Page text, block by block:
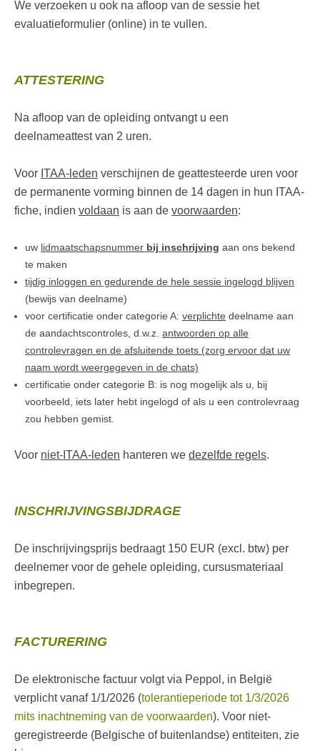
We verzoeken u ook na afloop van de sessie het
evaluatieformulier (online) in te vullen.
ATTESTERING
Na afloop van de opleiding ontvangt u een
deelnameattest van 2 uren.
Voor ITAA-leden verschijnen de geattesteerde uren voor
de permanente vorming binnen de 14 dagen in hun ITAA-
fiche, indien voldaan is aan de voorwaarden:
uw lidmaatschapsnummer bij inschrijving aan ons bekend
te maken
tijdig inloggen en gedurende de hele sessie ingelogd blijven
(bewijs van deelname)
voor certificatie onder categorie A: verplichte deelname aan
de aandachtscontroles, d.w.z. antwoorden op alle
controlevragen en de afsluitende toets (zorg ervoor dat uw
naam wordt weergegeven in de chats)
certificatie onder categorie B: is nog mogelijk als u, bij
voorbeeld, iets later hebt ingelogd of als u een controlevraag
zou hebben gemist.
Voor niet-ITAA-leden hanteren we dezelfde regels.
INSCHRIJVINGSBIJDRAGE
De inschrijvingsprijs bedraagt 150 EUR (excl. btw) per
deelnemer voor de gehele opleiding, cursusmateriaal
inbegrepen.
FACTURERING
De elektronische factuur volgt via Peppol, in België
verplicht vanaf 1/1/2026 (tolerantieperiode tot 1/3/2026
mits inachtneming van de voorwaarden). Voor niet-
geregistreerde (Belgische of buitenlandse) entiteiten, zie